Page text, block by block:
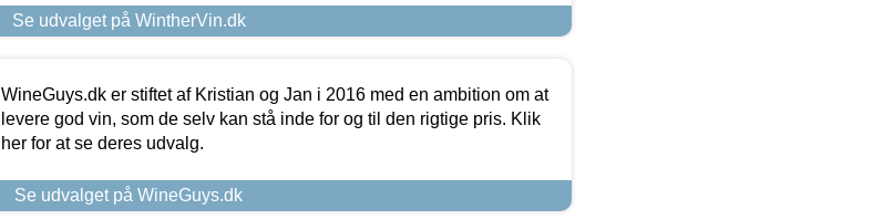
Se udvalget på WintherVin.dk
WineGuys.dk er stiftet af Kristian og Jan i 2016 med en ambition om at
levere god vin, som de selv kan stå inde for og til den rigtige pris. Klik
her for at se deres udvalg.
Se udvalget på WineGuys.dk